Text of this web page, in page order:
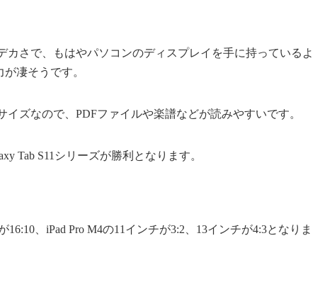
カさで、もはやパソコンのディスプレイを手に持っているよ
凄そうです。
イズなので、PDFファイルや楽譜などが読みやすいです。
Tab S11シリーズが勝利となります。
16:10、iPad Pro M4の11インチが3:2、13インチが4:3となりま